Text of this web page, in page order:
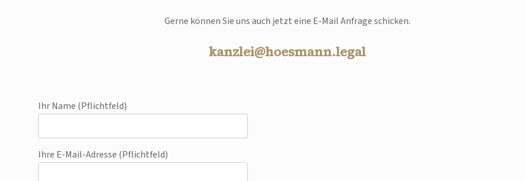
Gerne können Sie uns auch jetzt eine E-Mail Anfrage schicken.
kanzlei@hoesmann.legal
Ihr Name (Pflichtfeld)
Ihre E-Mail-Adresse (Pflichtfeld)